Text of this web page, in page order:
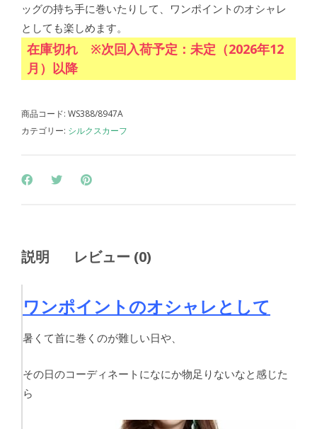
ッグの持ち手に巻いたりして、ワンポイントのオシャレ
としても楽しめます。
在庫切れ ※次回入荷予定：未定（2026年12
月）以降
商品コード: WS388/8947A
カテゴリー: シルクスカーフ
説明 レビュー (0)
ワンポイントのオシャレとして
暑くて首に巻くのが難しい日や、
その日のコーディネートになにか物足りないなと感じた
ら